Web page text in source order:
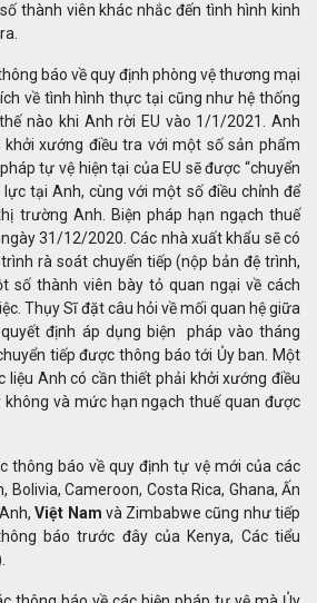
thành viên khác nhắc đến tình hình kinh
báo về quy định phòng vệ thương mại
về tình hình thực tại cũng như hệ thống
nào khi Anh rời EU vào 1/1/2021. Anh
khởi xướng điều tra với một số sản phẩm
tự vệ hiện tại của EU sẽ được “chuyển
lực tại Anh, cùng với một số điều chỉnh để
trường Anh. Biện pháp hạn ngạch thuế
31/12/2020. Các nhà xuất khẩu sẽ có
rà soát chuyển tiếp (nộp bản đệ trình,
số thành viên bày tỏ quan ngại về cách
Thụy Sĩ đặt câu hỏi về mối quan hệ giữa
định áp dụng biện pháp vào tháng
tiếp được thông báo tới Ủy ban. Một
liệu Anh có cần thiết phải khởi xướng điều
và mức hạn ngạch thuế quan được
thông báo về quy định tự vệ mới của các
Cameroon, Costa Rica, Ghana, Ấn
Việt Nam và Zimbabwe cũng như tiếp
báo trước đây của Kenya, Các tiểu